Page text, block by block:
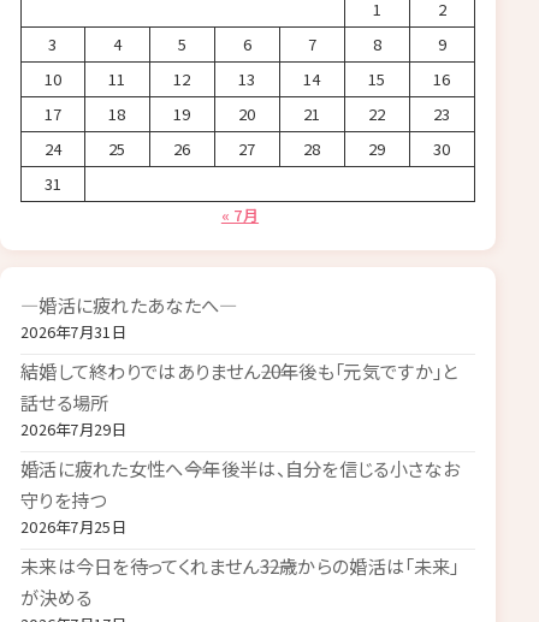
1
2
3
4 5 6 7 8
9
10
11 12 13 14 15
16
17
18 19 20 21 22
23
24
25 26 27 28 29
30
31
« 7月
―婚活に疲れたあなたへ―
2026年7月31日
結婚して終わりではありません――20年後も「元気ですか」と
話せる場所
2026年7月29日
婚活に疲れた女性へ――今年後半は、自分を信じる小さなお
守りを持つ
2026年7月25日
未来は今日を待ってくれません――32歳からの婚活は「未来」
が決める